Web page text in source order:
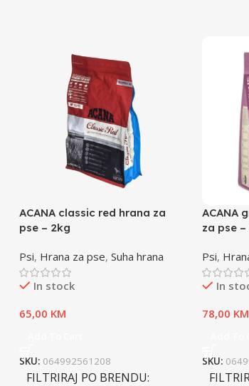
ACANA classic red hrana za
pse – 2kg
Psi, Hrana za pse, Suha hrana
In stock
65,00 KM
SKU: 064992561208
FILTRIRAJ PO BRENDU
ACANA
za pse –
Psi,
In
78,00 KM
SKU: